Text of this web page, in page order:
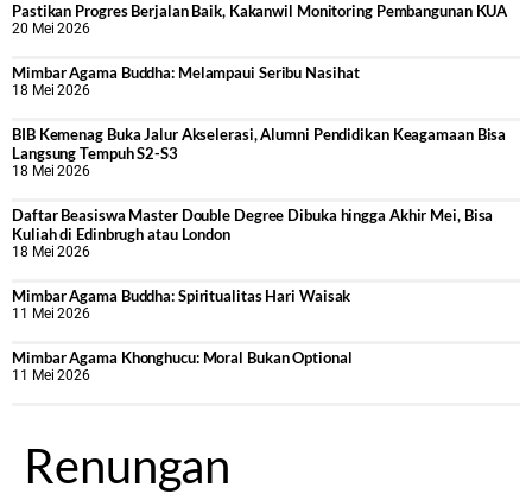
Pastikan Progres Berjalan Baik, Kakanwil Monitoring Pembangunan KUA
20 Mei 2026
Mimbar Agama Buddha: Melampaui Seribu Nasihat
18 Mei 2026
BIB Kemenag Buka Jalur Akselerasi, Alumni Pendidikan Keagamaan Bisa
Langsung Tempuh S2-S3
18 Mei 2026
Daftar Beasiswa Master Double Degree Dibuka hingga Akhir Mei, Bisa
Kuliah di Edinbrugh atau London
18 Mei 2026
Mimbar Agama Buddha: Spiritualitas Hari Waisak
11 Mei 2026
Mimbar Agama Khonghucu: Moral Bukan Optional
11 Mei 2026
Renungan